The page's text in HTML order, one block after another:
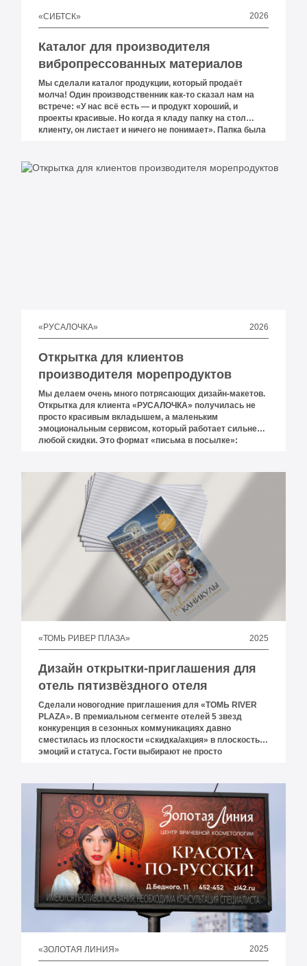
«СИБТСК» 2026
Каталог для производителя
вибропрессованных материалов
Мы сделали каталог продукции, который продаёт
молча! Один производственник как-то сказал нам на
встрече: «У нас всё есть — и продукт хороший, и
проекты красивые. Но когда я кладу папку на стол
клиенту, он листает и ничего не понимает». Папка была
вообще где-то в конце.
«РУСАЛОЧКА» 2026
Открытка для клиентов
производителя морепродуктов
Мы делаем очень много потрясающих дизайн-макетов.
Открытка для клиента «РУСАЛОЧКА» получилась не
просто красивым вкладышем, а маленьким
эмоциональным сервисом, который работает сильнее
любой скидки. Это формат «письма в посылке»:
знакомых людей, которые действительно отвечают за
«ТОМЬ РИВЕР ПЛАЗА» 2025
Дизайн открытки-приглашения для
отель пятизвёздного отеля
Сделали новогодние приглашения для «ТОМЬ RIVER
PLAZA». В премиальном сегменте отелей 5 звезд
конкуренция в сезонных коммуникациях давно
сместилась из плоскости «скидка/акция» в плоскость
эмоций и статуса. Гости выбирают не просто
выигрывает тот, кто умеет напоминать о себе красиво и
вовремя. Именно поэтому новогодние приглашения и
купоны остаются сильным офлайн-инструментом: их
берут в руки, дарят, сохраняют и показывают.
«ЗОЛОТАЯ ЛИНИЯ» 2025